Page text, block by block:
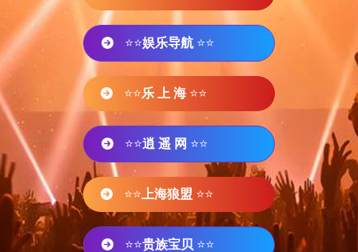
⭐⭐娱乐导航 ⭐⭐
⭐⭐乐 上 海 ⭐⭐
⭐⭐逍 遥 网 ⭐⭐
⭐⭐ 上海狼盟 ⭐⭐
⭐⭐贵族宝贝 ⭐⭐